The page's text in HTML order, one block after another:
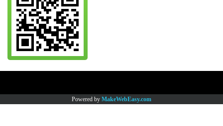
Powered by MakeWebEasy.com